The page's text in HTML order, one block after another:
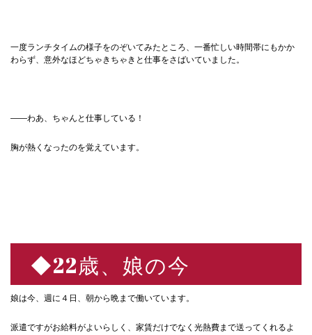
一度ランチタイムの様子をのぞいてみたところ、一番忙しい時間帯にもかか
わらず、意外なほどちゃきちゃきと仕事をさばいていました。
——わあ、ちゃんと仕事している！
胸が熱くなったのを覚えています。
◆22歳、娘の今
娘は今、週に４日、朝から晩まで働いています。
派遣ですがお給料がよいらしく、家賃だけでなく光熱費まで送ってくれるよ